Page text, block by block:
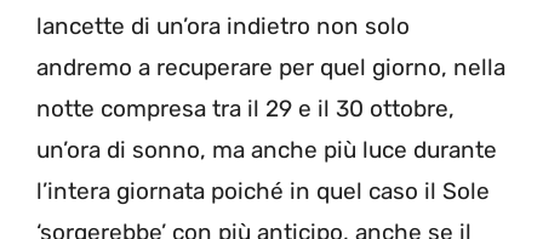
lancette di un’ora indietro non solo
andremo a recuperare per quel giorno, nella
notte compresa tra il 29 e il 30 ottobre,
un’ora di sonno, ma anche più luce durante
l’intera giornata poiché in quel caso il Sole
‘sorgerebbe’ con più anticipo, anche se il